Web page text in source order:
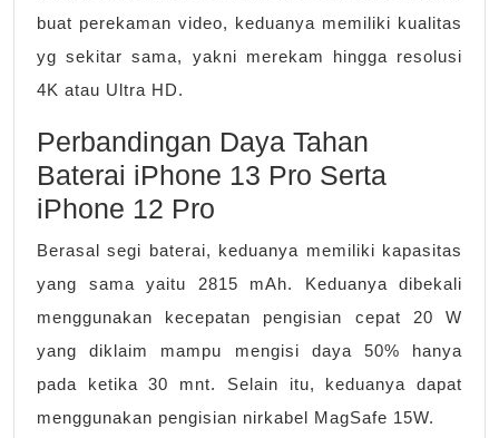
buat perekaman video, keduanya memiliki kualitas
yg sekitar sama, yakni merekam hingga resolusi
4K atau Ultra HD.
Perbandingan Daya Tahan
Baterai iPhone 13 Pro Serta
iPhone 12 Pro
Berasal segi baterai, keduanya memiliki kapasitas
yang sama yaitu 2815 mAh. Keduanya dibekali
menggunakan kecepatan pengisian cepat 20 W
yang diklaim mampu mengisi daya 50% hanya
pada ketika 30 mnt. Selain itu, keduanya dapat
menggunakan pengisian nirkabel MagSafe 15W.